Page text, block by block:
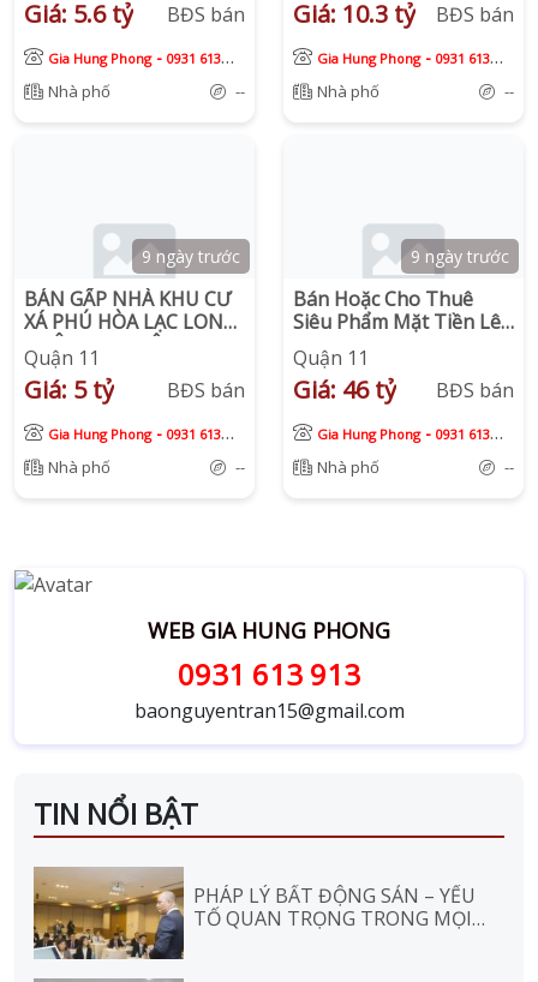
Giá: 5.6 tỷ BĐS bán
Gia Hung Phong- 0931 613
913 Nhà phố --
Giá: 10.3 tỷ BĐS bán
Gia Hung Phong- 0931 613
913 Nhà phố --
9 ngày trước
BÁN GẤP NHÀ KHU CƯ
XÁ PHÚ HÒA LẠC LONG
QUÂN, P.5 QUẬN 11
Quận 11
Giá: 5 tỷ BĐS bán
Gia Hung Phong- 0931 613
913 Nhà phố --
9 ngày trước
Bán Hoặc Cho Thuê
Siêu Phẩm Mặt Tiền Lê
Đại Hành P.13 Quận 11
Quận 11
Giá: 46 tỷ BĐS bán
Gia Hung Phong- 0931 613
913 Nhà phố --
WEB GIA HUNG PHONG
0931 613 913
baonguyentran15@gmail.com
TIN NỔI BẬT
PHÁP LÝ BẤT ĐỘNG SẢN – YẾU
TỐ QUAN TRỌNG TRONG MỌI